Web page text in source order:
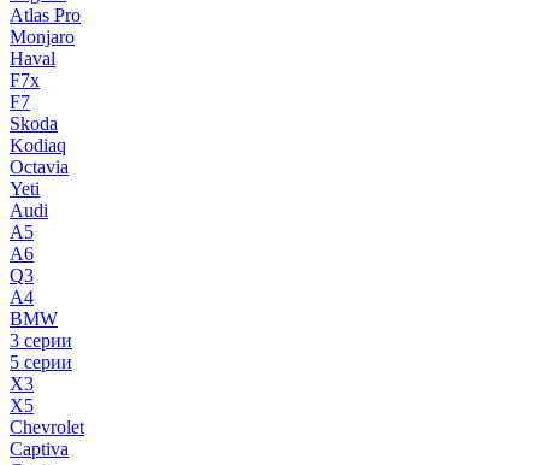
Atlas Pro
Monjaro
Haval
F7x
F7
Skoda
Kodiaq
Octavia
Yeti
Audi
A5
A6
Q3
A4
BMW
3 серии
5 серии
X3
X5
Chevrolet
Captiva